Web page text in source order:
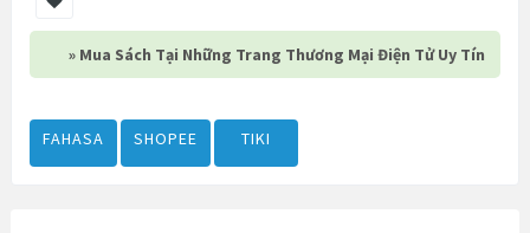
» Mua Sách Tại Những Trang Thương Mại Điện Tử Uy Tín
FAHASA SHOPEE TIKI